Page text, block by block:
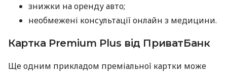
знижки на оренду авто;
необмежені консультації онлайн з медицини.
Картка Premium Plus від ПриватБанк
Ще одним прикладом преміальної картки може